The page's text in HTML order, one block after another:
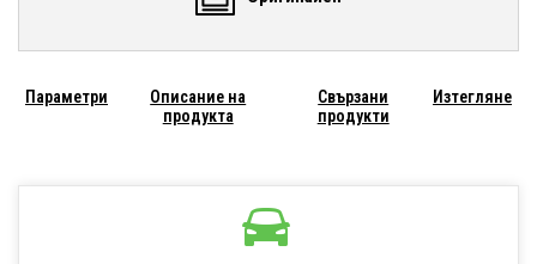
Параметри
Описание на
продукта
Свързани
продукти
Изтегляне